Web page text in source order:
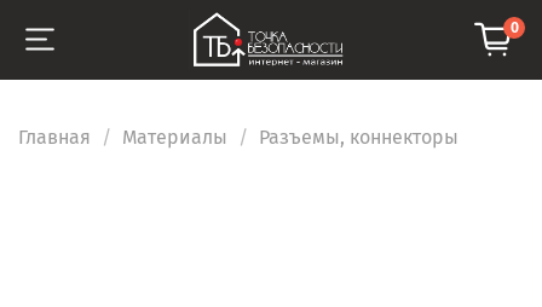
0
Главная Материалы Разъемы, коннекторы